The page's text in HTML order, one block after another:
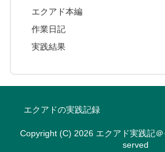
エクアド本編
作業日記
実践結果
エクアドの実践記録
Copyright (C) 2026 エクアド実践記
served